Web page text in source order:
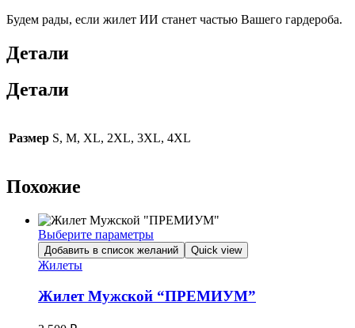
Будем рады, если жилет ИИ станет частью Вашего гардероба.
Детали
Детали
Размер S, M, XL, 2XL, 3XL, 4XL
Похожие
Выберите параметры
Этот
товар
несколько
вариаций.
Добавить в список желаний Quick view
Жилеты
Жилет Мужской “ПРЕМИУМ”